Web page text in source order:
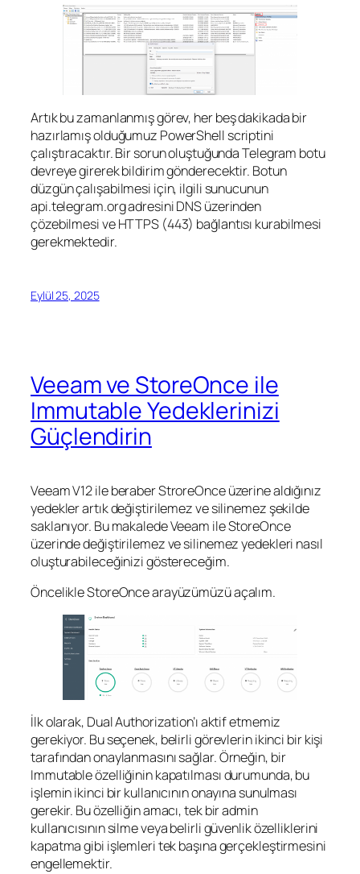
Artık bu zamanlanmış görev, her beş dakikada bir
hazırlamış olduğumuz PowerShell scriptini
çalıştıracaktır. Bir sorun oluştuğunda Telegram botu
devreye girerek bildirim gönderecektir. Botun
düzgün çalışabilmesi için, ilgili sunucunun
api.telegram.org adresini DNS üzerinden
çözebilmesi ve HTTPS (443) bağlantısı kurabilmesi
gerekmektedir.
Eylül 25, 2025
Veeam ve StoreOnce ile
Immutable Yedeklerinizi
Güçlendirin
Veeam V12 ile beraber StroreOnce üzerine aldığınız
yedekler artık değiştirilemez ve silinemez şekilde
saklanıyor. Bu makalede Veeam ile StoreOnce
üzerinde değiştirilemez ve silinemez yedekleri nasıl
oluşturabileceğinizi göstereceğim.
Öncelikle StoreOnce arayüzümüzü açalım.
İlk olarak, Dual Authorization’ı aktif etmemiz
gerekiyor. Bu seçenek, belirli görevlerin ikinci bir kişi
tarafından onaylanmasını sağlar. Örneğin, bir
Immutable özelliğinin kapatılması durumunda, bu
işlemin ikinci bir kullanıcının onayına sunulması
gerekir. Bu özelliğin amacı, tek bir admin
kullanıcısının silme veya belirli güvenlik özelliklerini
kapatma gibi işlemleri tek başına gerçekleştirmesini
engellemektir.